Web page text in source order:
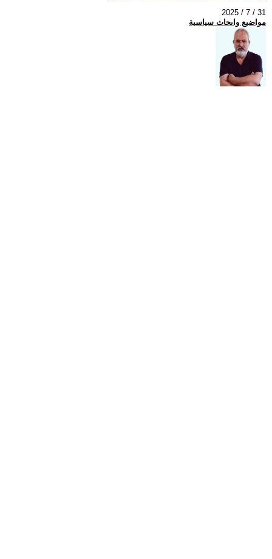
2025 / 7 / 31
مواضيع وابحاث سياسية